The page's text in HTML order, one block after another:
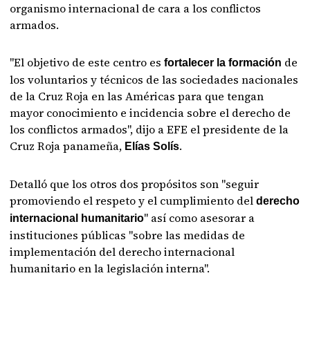
organismo internacional de cara a los conflictos
armados.
"El objetivo de este centro esfortalecer la formación de
los voluntarios y técnicos de las sociedades nacionales
de la Cruz Roja en las Américas para que tengan
mayor conocimiento e incidencia sobre el derecho de
los conflictos armados", dijo a EFE el presidente de la
Cruz Roja panameña, Elías Solís.
Detalló que los otros dos propósitos son "seguir
promoviendo el respeto y el cumplimiento del derecho
internacional humanitario" así como asesorar a
instituciones públicas "sobre las medidas de
implementación del derecho internacional
humanitario en la legislación interna".